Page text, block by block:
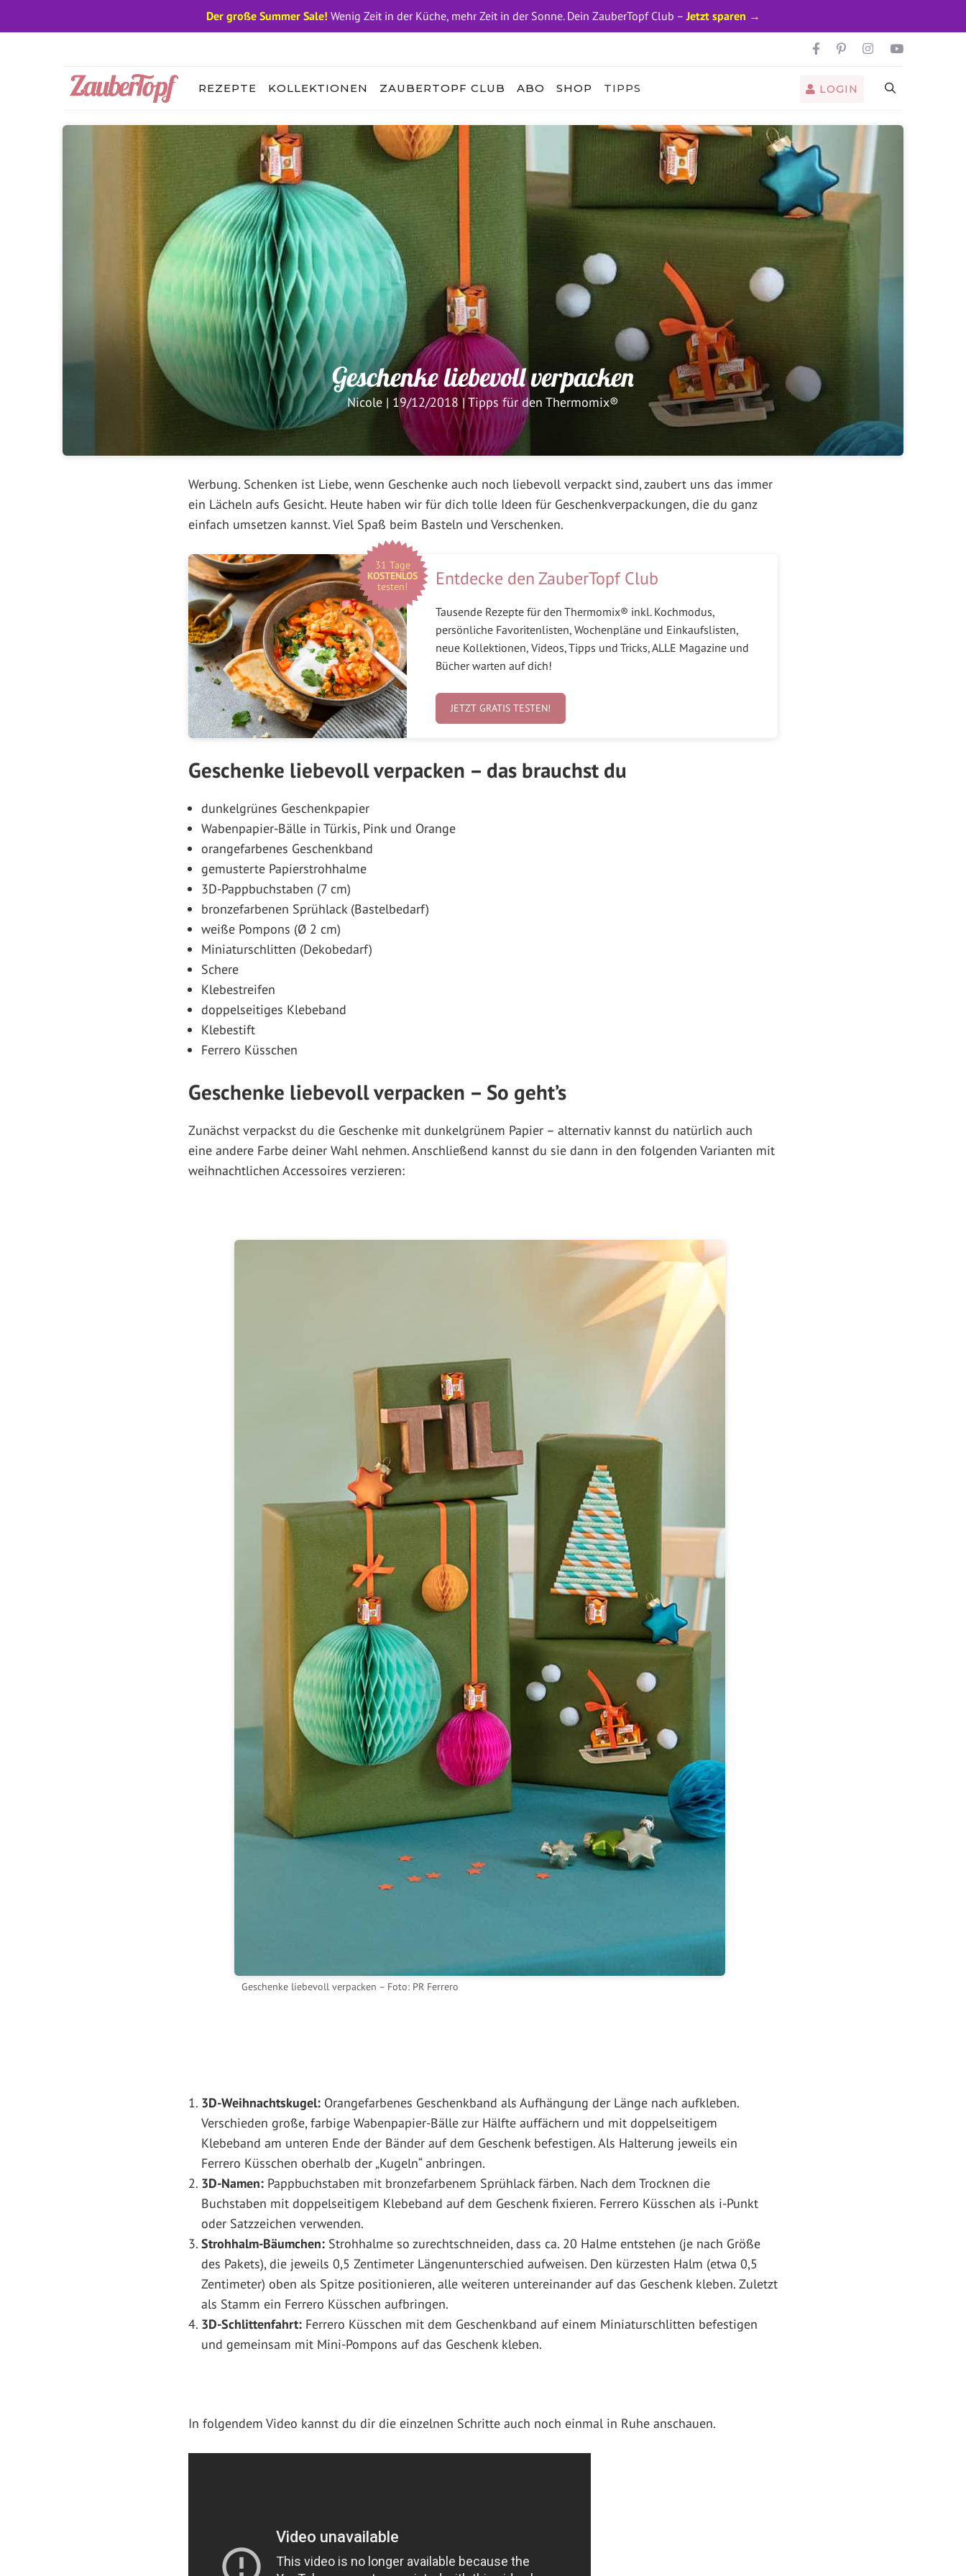
REZEPTE KOLLEKTIONEN ZAUBERTOPF CLUB ABO SHOP TIPPS LOGIN
Geschenke liebevoll verpacken
Nicole | 19/12/2018 |Tipps für den Thermomix®
Werbung. Schenken ist Liebe, wenn Geschenke auch noch liebevoll verpackt sind, zaubert uns das immer
ein Lächeln aufs Gesicht. Heute haben wir für dich tolle Ideen für Geschenkverpackungen, die du ganz
einfach umsetzen kannst. Viel Spaß beim Basteln und Verschenken.
31 Tage
KOSTENLOS
testen!
Entdecke den ZauberTopf Club
Tausende Rezepte für den Thermomix® inkl. Kochmodus,
persönliche Favoritenlisten, Wochenpläne und Einkaufslisten,
neue Kollektionen, Videos, Tipps und Tricks, ALLE Magazine und
Bücher warten auf dich!
JETZT GRATIS TESTEN!
Geschenke liebevoll verpacken – das brauchst du
dunkelgrünes Geschenkpapier
Wabenpapier-Bälle in Türkis, Pink und Orange
orangefarbenes Geschenkband
gemusterte Papierstrohhalme
3D-Pappbuchstaben (7 cm)
bronzefarbenen Sprühlack (Bastelbedarf)
weiße Pompons (Ø 2 cm)
Miniaturschlitten (Dekobedarf)
Schere
Klebestreifen
doppelseitiges Klebeband
Klebestift
Ferrero Küsschen
Geschenke liebevoll verpacken – So geht’s
Zunächst verpackst du die Geschenke mit dunkelgrünem Papier – alternativ kannst du natürlich auch
eine andere Farbe deiner Wahl nehmen. Anschließend kannst du sie dann in den folgenden Varianten mit
weihnachtlichen Accessoires verzieren:
Geschenke liebevoll verpacken – Foto: PR Ferrero
3D-Weihnachtskugel: Orangefarbenes Geschenkband als Aufhängung der Länge nach aufkleben.
Verschieden große, farbige Wabenpapier-Bälle zur Hälfte auffächern und mit doppelseitigem
Klebeband am unteren Ende der Bänder auf dem Geschenk befestigen. Als Halterung jeweils ein
Ferrero Küsschen oberhalb der „Kugeln“ anbringen.
3D-Namen: Pappbuchstaben mit bronzefarbenem Sprühlack färben. Nach dem Trocknen die
Buchstaben mit doppelseitigem Klebeband auf dem Geschenk fixieren. Ferrero Küsschen als i-Punkt
oder Satzzeichen verwenden.
Strohhalm-Bäumchen: Strohhalme so zurechtschneiden, dass ca. 20 Halme entstehen (je nach Größe
des Pakets), die jeweils 0,5 Zentimeter Längenunterschied aufweisen. Den kürzesten Halm (etwa 0,5
Zentimeter) oben als Spitze positionieren, alle weiteren untereinander auf das Geschenk kleben. Zuletzt
als Stamm ein Ferrero Küsschen aufbringen.
3D-Schlittenfahrt: Ferrero Küsschen mit dem Geschenkband auf einem Miniaturschlitten befestigen
und gemeinsam mit Mini-Pompons auf das Geschenk kleben.
In folgendem Video kannst du dir die einzelnen Schritte auch noch einmal in Ruhe anschauen.
Der große Summer Sale! Wenig Zeit in der Küche, mehr Zeit in der Sonne. Dein ZauberTopf Club –Jetzt sparen →